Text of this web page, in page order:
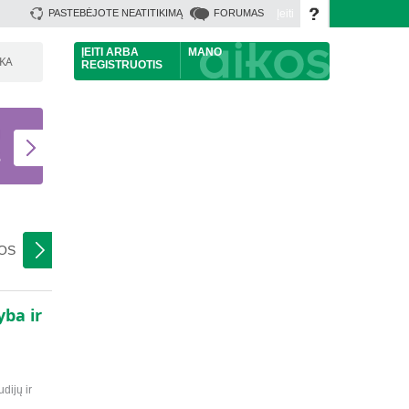
PASTEBĖJOTE NEATITIKIMĄ FORUMAS Įeiti
ĮEITI ARBA
REGISTRUOTIS
MANO
ir
ir